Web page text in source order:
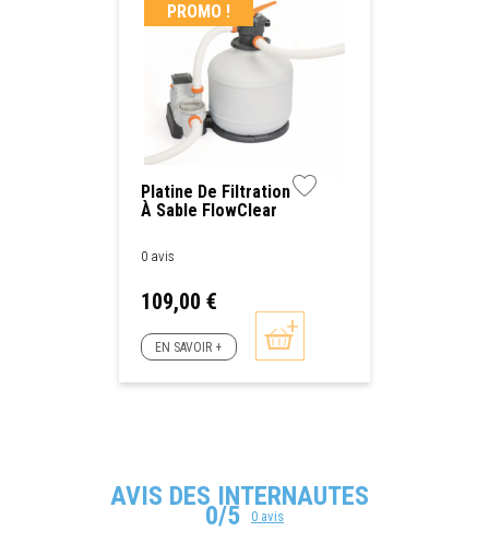
PROMO !
Platine De Filtration
À Sable FlowClear
0 avis
Prix
109,00 €
EN SAVOIR +
AVIS DES INTERNAUTES
0/5 0 avis